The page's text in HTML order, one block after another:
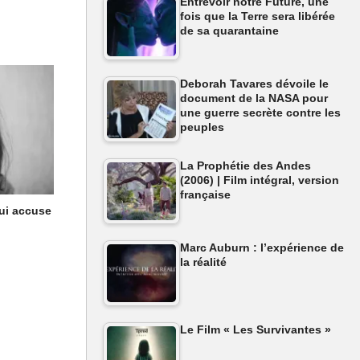
et
accuse
fois que la Terre sera libérée
de sa quarantaine
Deborah Tavares dévoile le
document de la NASA pour
une guerre secrète contre les
peuples
La Prophétie des Andes
(2006) | Film intégral, version
française
Marc Auburn : l’expérience de
la réalité
Le Film « Les Survivantes »